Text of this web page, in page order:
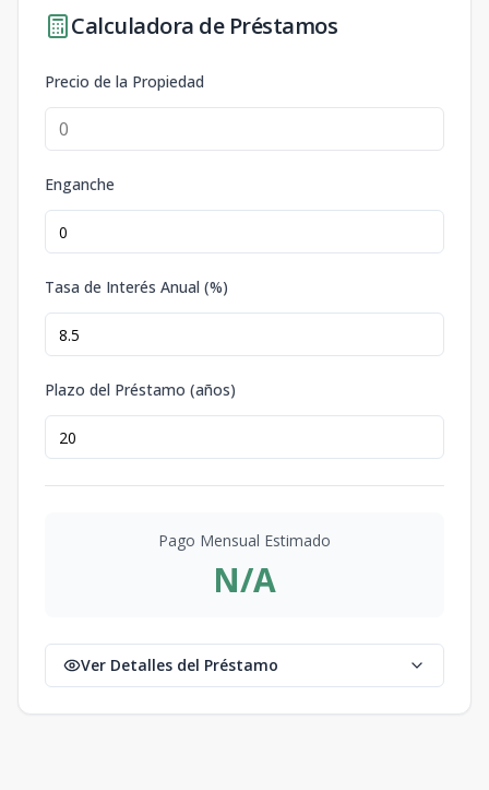
Calculadora de Préstamos
Precio de la Propiedad
Enganche
Tasa de Interés Anual (%)
Plazo del Préstamo (años)
Pago Mensual Estimado
N/A
Ver Detalles del Préstamo